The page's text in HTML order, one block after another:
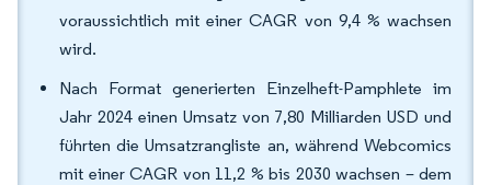
voraussichtlich mit einer CAGR von 9,4 % wachsen
wird.
Nach Format generierten Einzelheft-Pamphlete im
Jahr 2024 einen Umsatz von 7,80 Milliarden USD und
führten die Umsatzrangliste an, während Webcomics
mit einer CAGR von 11,2 % bis 2030 wachsen – dem